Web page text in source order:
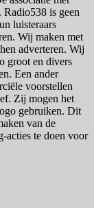
is geen
luisteraars
Wij maken met
adverteren. Wij
groot en divers
Een ander
voorstellen
Zij mogen het
gebruiken. Dit
van de
acties te doen voor